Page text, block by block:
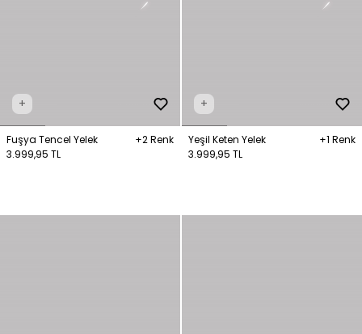
+
Fuşya Tencel Yelek
+2 Renk
3.999,95 TL
+
Yeşil Keten Yelek
+1 Renk
3.999,95 TL